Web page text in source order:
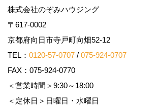
株式会社のぞみハウジング
〒617-0002
京都府向日市寺戸町向畑52-12
TEL： 0120-57-0707 / 075-924-0707
FAX：075-924-0770
＜営業時間＞9:30～18:00
＜定休日＞日曜日・水曜日